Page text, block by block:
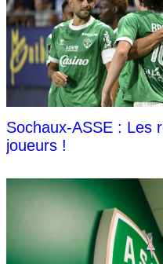
Sochaux-ASSE : Les
joueurs !